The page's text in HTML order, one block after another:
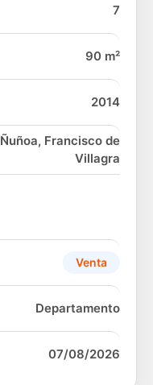
7
90 m²
2014
Ñuñoa, Francisco de
Villagra
Venta
Departamento
07/08/2026